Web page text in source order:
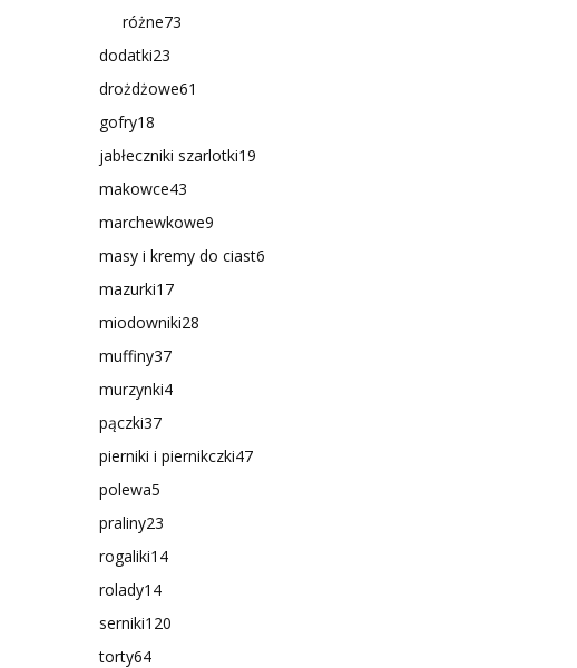
różne73
dodatki23
drożdżowe61
gofry18
jabłeczniki szarlotki19
makowce43
marchewkowe9
masy i kremy do ciast6
mazurki17
miodowniki28
muffiny37
murzynki4
pączki37
pierniki i piernikczki47
polewa5
praliny23
rogaliki14
rolady14
serniki120
torty64